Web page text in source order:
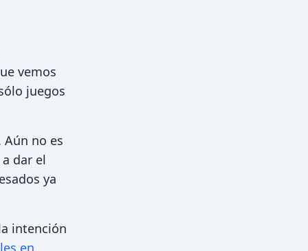
vemos
juegos
Aún no es
dar el
ya
intención
en